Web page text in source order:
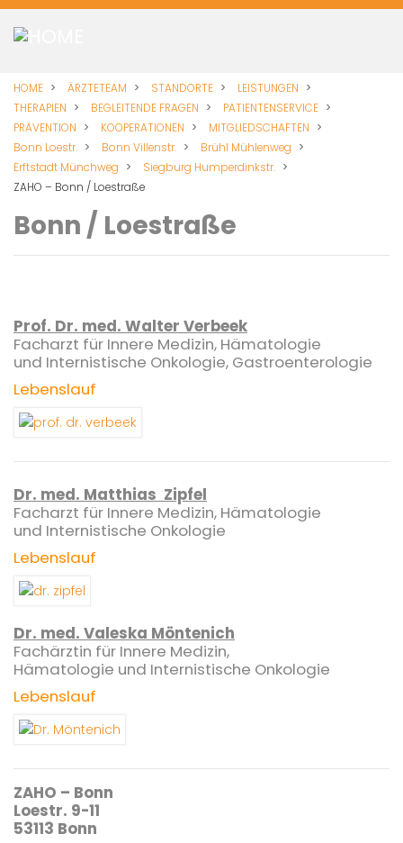
Direkt
zum
HOME ÄRZTETEAM STANDORTE
LEISTUNGEN
THERAPIEN
BEGLEITENDE FRAGEN
PATIENTENSERVICE
PRÄVENTION
KOOPERATIONEN
MITGLIEDSCHAFTEN
Bonn Loestr.
Bonn Villenstr.
Brühl Mühlenweg
Erftstadt Münchweg
Siegburg Humperdinkstr.
ZAHO – Bonn / Loestraße
Bonn / Loestraße
Prof. Dr. med. Walter Verbeek
Facharzt für Innere Medizin, Hämatologie
und Internistische Onkologie, Gastroenterologie
Lebenslauf
Dr. med. Matthias Zipfel
Facharzt für Innere Medizin, Hämatologie
und Internistische Onkologie
Lebenslauf
Dr. med. Valeska Möntenich
Fachärztin für Innere Medizin,
Hämatologie und Internistische Onkologie
Lebenslauf
ZAHO – Bonn
Loestr. 9-11
53113 Bonn